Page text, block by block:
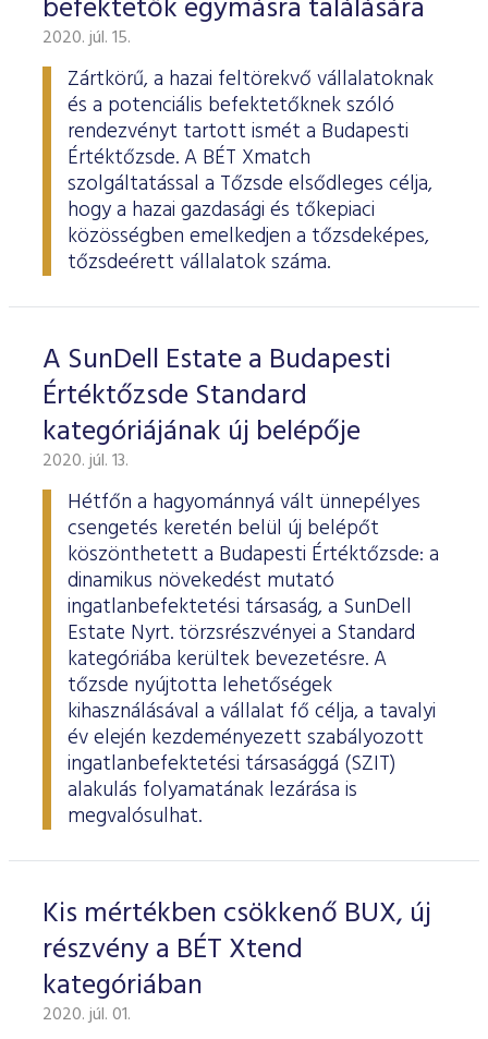
ESG Útmutató
befektetők egymásra találására
2020. júl. 15.
Zártkörű, a hazai feltörekvő vállalatoknak
és a potenciális befektetőknek szóló
rendezvényt tartott ismét a Budapesti
Értéktőzsde. A BÉT Xmatch
szolgáltatással a Tőzsde elsődleges célja,
hogy a hazai gazdasági és tőkepiaci
közösségben emelkedjen a tőzsdeképes,
tőzsdeérett vállalatok száma.
A SunDell Estate a Budapesti
Értéktőzsde Standard
kategóriájának új belépője
2020. júl. 13.
Hétfőn a hagyománnyá vált ünnepélyes
csengetés keretén belül új belépőt
köszönthetett a Budapesti Értéktőzsde: a
dinamikus növekedést mutató
ingatlanbefektetési társaság, a SunDell
Estate Nyrt. törzsrészvényei a Standard
kategóriába kerültek bevezetésre. A
tőzsde nyújtotta lehetőségek
kihasználásával a vállalat fő célja, a tavalyi
év elején kezdeményezett szabályozott
ingatlanbefektetési társasággá (SZIT)
alakulás folyamatának lezárása is
megvalósulhat.
Kis mértékben csökkenő BUX, új
részvény a BÉT Xtend
kategóriában
2020. júl. 01.